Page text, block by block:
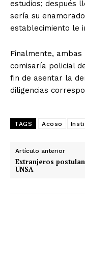
estudios; después
sería su
establecimiento le
Finalmente,
comisaría policial
fin de asentar la
diligencias
TAGS Acoso
Artículo anterior
Extranjeros
UNSA